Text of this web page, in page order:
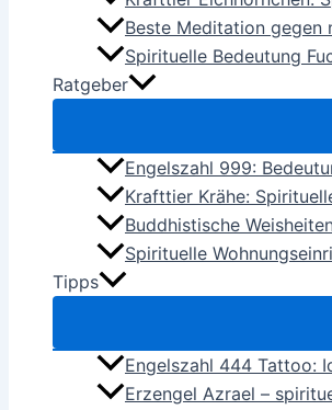
Beste Meditation gegen
Spirituelle Bedeutung
Ratgeber
Engelszahl 999:
Krafttier Krähe:
Buddhistische
Spirituelle
Tipps
Engelszahl 444 Tattoo:
Erzengel Azrael –